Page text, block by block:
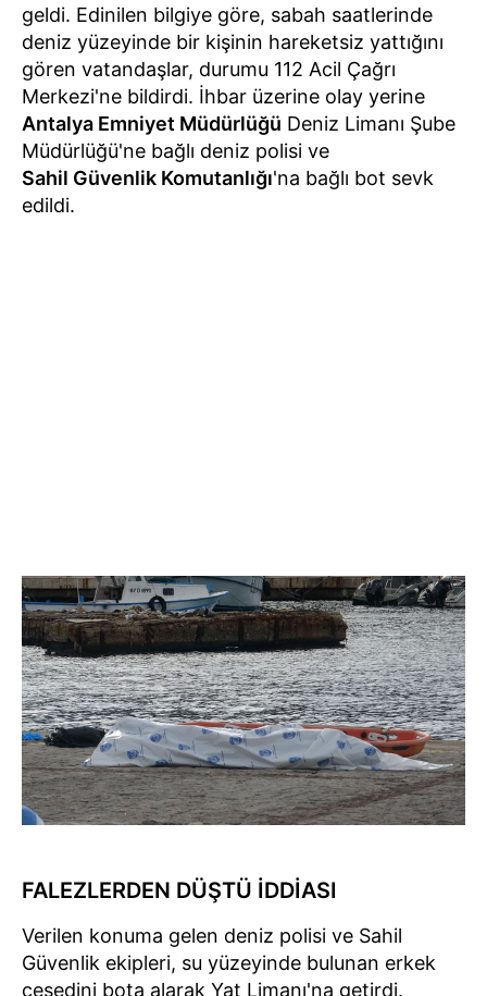
geldi. Edinilen bilgiye göre, sabah saatlerinde
deniz yüzeyinde bir kişinin hareketsiz yattığını
gören vatandaşlar, durumu 112 Acil Çağrı
Merkezi'ne bildirdi. İhbar üzerine olay yerine
Antalya Emniyet Müdürlüğü Deniz Limanı Şube
Müdürlüğü'ne bağlı deniz polisi ve
Sahil Güvenlik Komutanlığı'na bağlı bot sevk
edildi.
FALEZLERDEN DÜŞTÜ İDDİASI
Verilen konuma gelen deniz polisi ve Sahil
Güvenlik ekipleri, su yüzeyinde bulunan erkek
cesedini bota alarak Yat Limanı'na getirdi.